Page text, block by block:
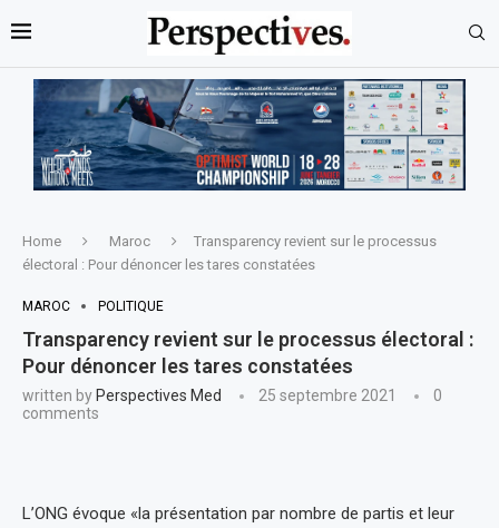
Home Maroc
Transparency revient sur le processus
électoral : Pour dénoncer les tares constatées
MAROC POLITIQUE
Transparency revient sur le processus électoral :
Pour dénoncer les tares constatées
written by Perspectives Med 25 septembre 2021
0
comments
L’ONG évoque «la présentation par nombre de partis et leur